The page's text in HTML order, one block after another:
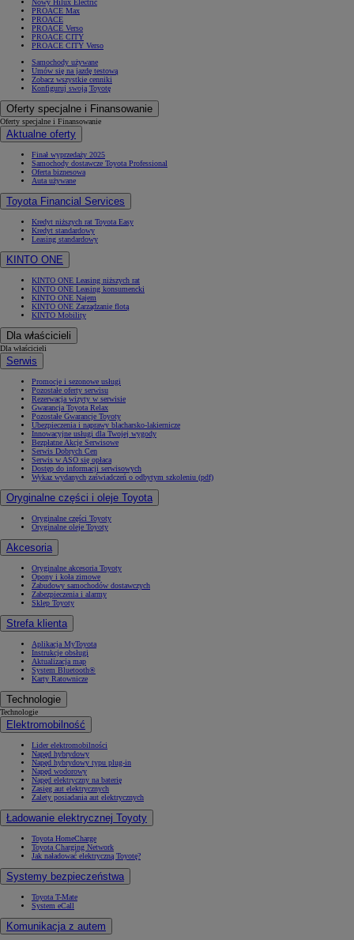
Nowy Hilux Electric
PROACE Max
PROACE
PROACE Verso
PROACE CITY
PROACE CITY Verso
Samochody używane
Umów się na jazdę testową
Zobacz wszystkie cenniki
Konfiguruj swoją Toyotę
Oferty specjalne i Finansowanie
Oferty specjalne i Finansowanie
Aktualne oferty
Finał wyprzedaży 2025
Samochody dostawcze Toyota Professional
Oferta biznesowa
Auta używane
Toyota Financial Services
Kredyt niższych rat Toyota Easy
Kredyt standardowy
Leasing standardowy
KINTO ONE
KINTO ONE Leasing niższych rat
KINTO ONE Leasing konsumencki
KINTO ONE Najem
KINTO ONE Zarządzanie flotą
KINTO Mobility
Dla właścicieli
Dla właścicieli
Serwis
Promocje i sezonowe usługi
Pozostałe oferty serwisu
Rezerwacja wizyty w serwisie
Gwarancja Toyota Relax
Pozostałe Gwarancje Toyoty
Ubezpieczenia i naprawy blacharsko-lakiernicze
Innowacyjne usługi dla Twojej wygody
Bezpłatne Akcje Serwisowe
Serwis Dobrych Cen
Serwis w ASO się opłaca
Dostęp do informacji serwisowych
Wykaz wydanych zaświadczeń o odbytym szkoleniu (pdf)
Oryginalne części i oleje Toyota
Oryginalne części Toyoty
Oryginalne oleje Toyoty
Akcesoria
Oryginalne akcesoria Toyoty
Opony i koła zimowe
Zabudowy samochodów dostawczych
Zabezpieczenia i alarmy
Sklep Toyoty
Strefa klienta
Aplikacja MyToyota
Instrukcje obsługi
Aktualizacja map
System Bluetooth®
Karty Ratownicze
Technologie
Technologie
Elektromobilność
Lider elektromobilności
Napęd hybrydowy
Napęd hybrydowy typu plug-in
Napęd wodorowy
Napęd elektryczny na baterię
Zasięg aut elektrycznych
Zalety posiadania aut elektrycznych
Ładowanie elektrycznej Toyoty
Toyota HomeCharge
Toyota Charging Network
Jak naładować elektryczną Toyotę?
Systemy bezpieczeństwa
Toyota T-Mate
System eCall
Komunikacja z autem